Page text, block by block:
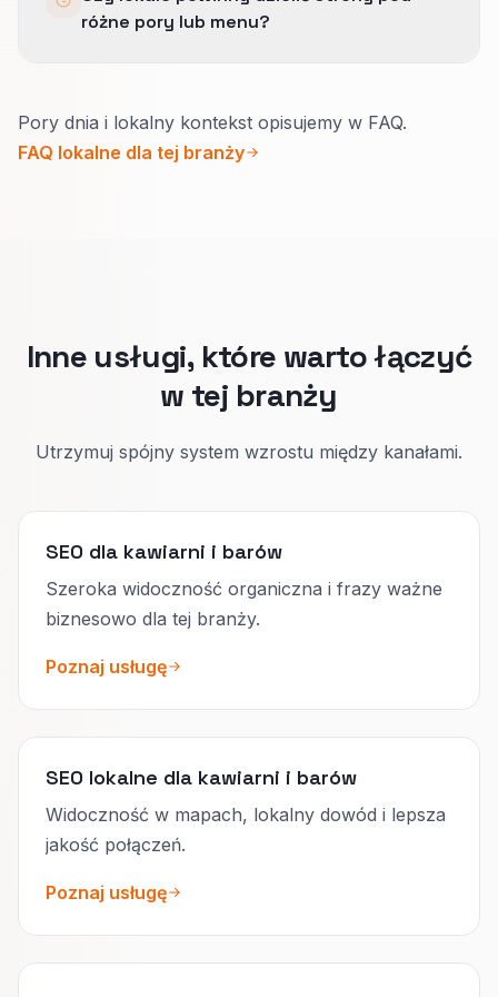
interfejsie.
różne pory lub menu?
Gdy oferta i klimat się zmieniają, osobne strony
pomagają sąsiadom znaleźć właściwe godziny,
Pory dnia i lokalny kontekst opisujemy w FAQ.
FAQ lokalne dla tej branży
Inne usługi, które warto łączyć
w tej branży
Utrzymuj spójny system wzrostu między kanałami.
SEO dla kawiarni i barów
Szeroka widoczność organiczna i frazy ważne
biznesowo dla tej branży.
Poznaj usługę
SEO lokalne dla kawiarni i barów
Widoczność w mapach, lokalny dowód i lepsza
jakość połączeń.
Poznaj usługę